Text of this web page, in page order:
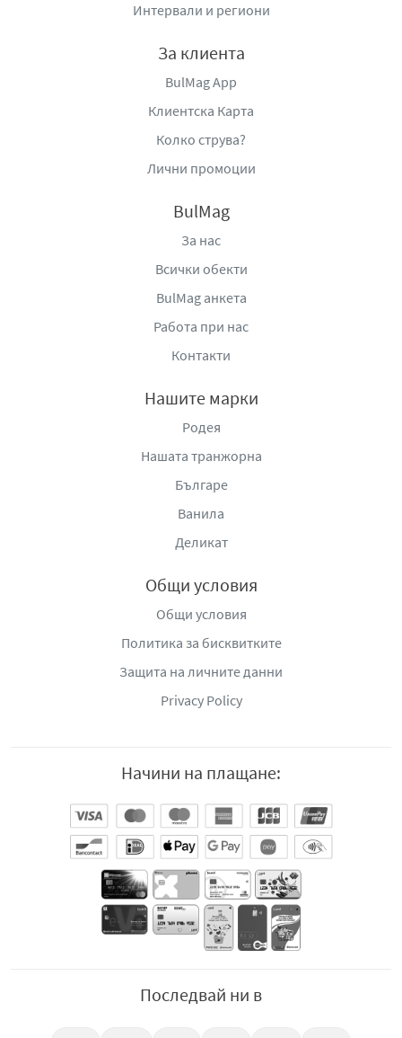
Интервали и региони
За клиента
BulMag App
Клиентска Карта
Колко струва?
Лични промоции
BulMag
За нас
Всички обекти
BulMag анкета
Работа при нас
Контакти
Нашите марки
Родея
Нашата транжорна
Българе
Ванила
Деликат
Общи условия
Общи условия
Политика за бисквитките
Защита на личните данни
Privacy Policy
Начини на плащане:
Последвай ни в